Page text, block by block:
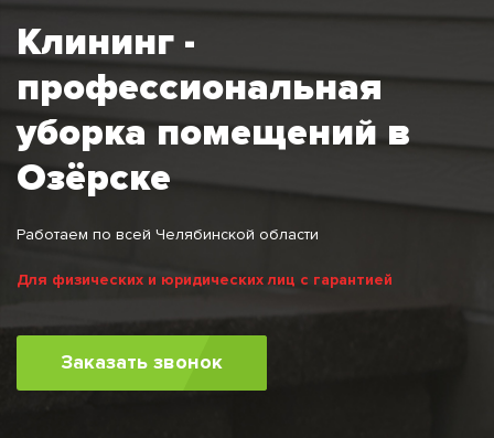
Клининг -
профессиональная
уборка помещений в
Озёрске
Работаем по всей Челябинской области
Для физических и юридических лиц с гарантией
Заказать звонок